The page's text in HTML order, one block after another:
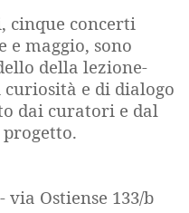
cinque concerti
e maggio, sono
della lezione-
e di dialogo
dai curatori e dal
via Ostiense 133/b